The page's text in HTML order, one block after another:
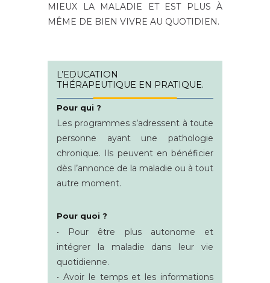
MIEUX LA MALADIE ET EST PLUS À
MÊME DE BIEN VIVRE AU QUOTIDIEN.
L’EDUCATION
THÉRAPEUTIQUE EN PRATIQUE.
Pour qui ?
Les programmes s’adressent à toute
personne ayant une pathologie
chronique. Ils peuvent en bénéficier
dès l’annonce de la maladie ou à tout
autre moment.
Pour quoi ?
• Pour être plus autonome et
intégrer la maladie dans leur vie
quotidienne.
• Avoir le temps et les informations